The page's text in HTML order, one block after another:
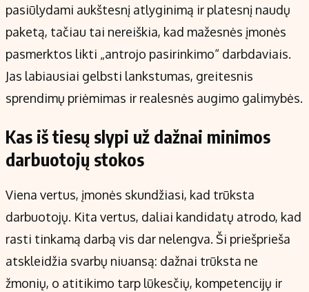
pasiūlydami aukštesnį atlyginimą ir platesnį naudų
paketą, tačiau tai nereiškia, kad mažesnės įmonės
pasmerktos likti „antrojo pasirinkimo“ darbdaviais.
Jas labiausiai gelbsti lankstumas, greitesnis
sprendimų priėmimas ir realesnės augimo galimybės.
Kas iš tiesų slypi už dažnai minimos
darbuotojų stokos
Viena vertus, įmonės skundžiasi, kad trūksta
darbuotojų. Kita vertus, daliai kandidatų atrodo, kad
rasti tinkamą darbą vis dar nelengva. Ši priešprieša
atskleidžia svarbų niuansą: dažnai trūksta ne
žmonių, o atitikimo tarp lūkesčių, kompetencijų ir